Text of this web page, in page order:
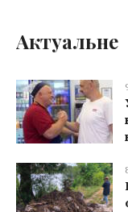
Актуальне